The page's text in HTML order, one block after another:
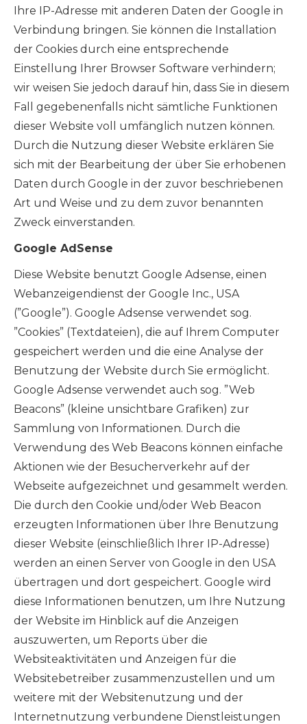
Ihre IP-Adresse mit anderen Daten der Google in
Verbindung bringen. Sie können die Installation
der Cookies durch eine entsprechende
Einstellung Ihrer Browser Software verhindern;
wir weisen Sie jedoch darauf hin, dass Sie in diesem
Fall gegebenenfalls nicht sämtliche Funktionen
dieser Website voll umfänglich nutzen können.
Durch die Nutzung dieser Website erklären Sie
sich mit der Bearbeitung der über Sie erhobenen
Daten durch Google in der zuvor beschriebenen
Art und Weise und zu dem zuvor benannten
Zweck einverstanden.
Google AdSense
Diese Website benutzt Google Adsense, einen
Webanzeigendienst der Google Inc., USA
(”Google”). Google Adsense verwendet sog.
”Cookies” (Textdateien), die auf Ihrem Computer
gespeichert werden und die eine Analyse der
Benutzung der Website durch Sie ermöglicht.
Google Adsense verwendet auch sog. ”Web
Beacons” (kleine unsichtbare Grafiken) zur
Sammlung von Informationen. Durch die
Verwendung des Web Beacons können einfache
Aktionen wie der Besucherverkehr auf der
Webseite aufgezeichnet und gesammelt werden.
Die durch den Cookie und/oder Web Beacon
erzeugten Informationen über Ihre Benutzung
dieser Website (einschließlich Ihrer IP-Adresse)
werden an einen Server von Google in den USA
übertragen und dort gespeichert. Google wird
diese Informationen benutzen, um Ihre Nutzung
der Website im Hinblick auf die Anzeigen
auszuwerten, um Reports über die
Websiteaktivitäten und Anzeigen für die
Websitebetreiber zusammenzustellen und um
weitere mit der Websitenutzung und der
Internetnutzung verbundene Dienstleistungen